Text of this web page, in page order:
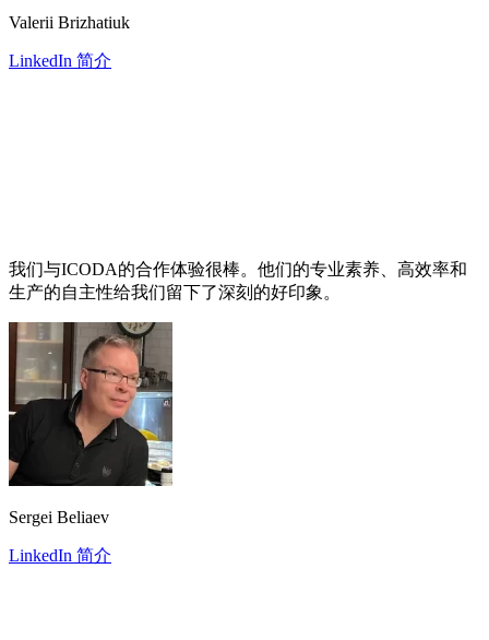
Valerii Brizhatiuk
LinkedIn 简介
我们与ICODA的合作体验很棒。他们的专业素养、高效率和
生产的自主性给我们留下了深刻的好印象。
Sergei Beliaev
LinkedIn 简介